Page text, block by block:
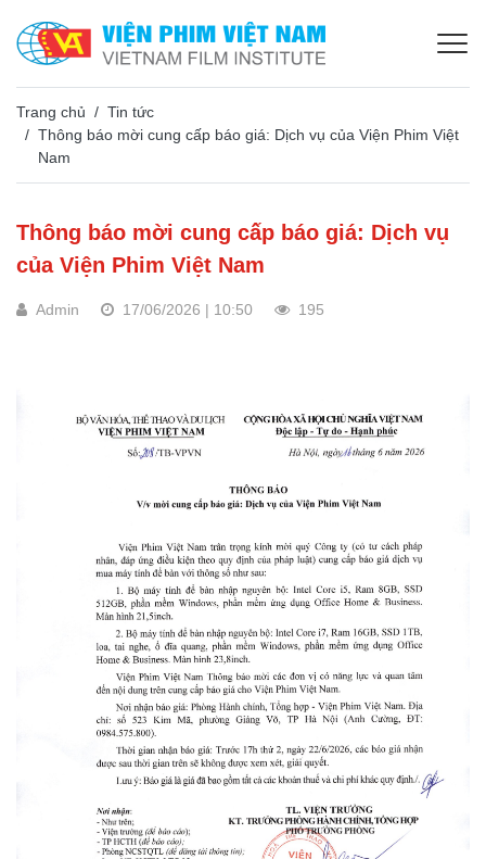
Trang chủ
Tin tức
Thông báo mời cung cấp báo giá: Dịch vụ của Viện Phim Việt
Nam
Thông báo mời cung cấp báo giá: Dịch vụ
của Viện Phim Việt Nam
Admin 17/06/2026 | 10:50 195